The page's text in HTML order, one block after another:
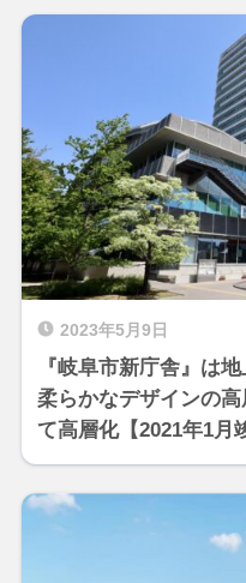
2023年5月9日
『岐阜市新庁舎』は
柔らかなデザインの
て高層化【2021年1月